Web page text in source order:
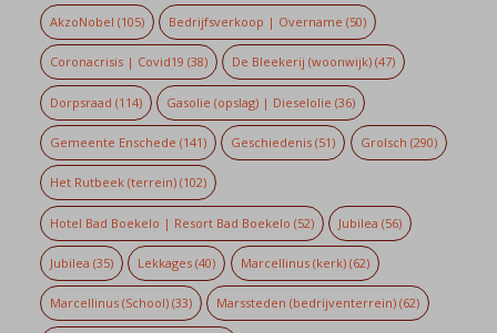
AkzoNobel (105) Bedrijfsverkoop | Overname (50)
Coronacrisis | Covid19 (38) De Bleekerij (woonwijk) (47)
Dorpsraad (114) Gasolie (opslag) | Dieselolie (36)
Gemeente Enschede (141) Geschiedenis (51) Grolsch (290)
Het Rutbeek (terrein)(102)
Hotel Bad Boekelo | Resort Bad Boekelo (52) Jubilea (56)
Jubilea (35) Lekkages (40) Marcellinus (kerk)(62)
Marcellinus (School)(33) Marssteden (bedrijventerrein) (62)